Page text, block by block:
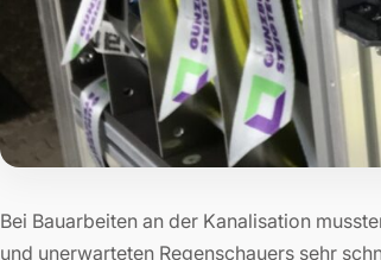
Bei Bauarbeiten an der Kanalisation
und unerwarteten Regenschauers sehr